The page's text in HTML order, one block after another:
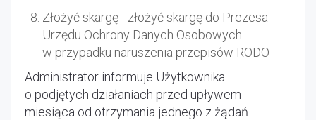
Złożyć skargę - złożyć skargę do Prezesa
Urzędu Ochrony Danych Osobowych
w przypadku naruszenia przepisów RODO
Administrator informuje Użytkownika
o podjętych działaniach przed upływem
miesiąca od otrzymania jednego z żądań